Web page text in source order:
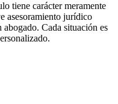
tiene carácter meramente
asesoramiento jurídico
Cada situación es